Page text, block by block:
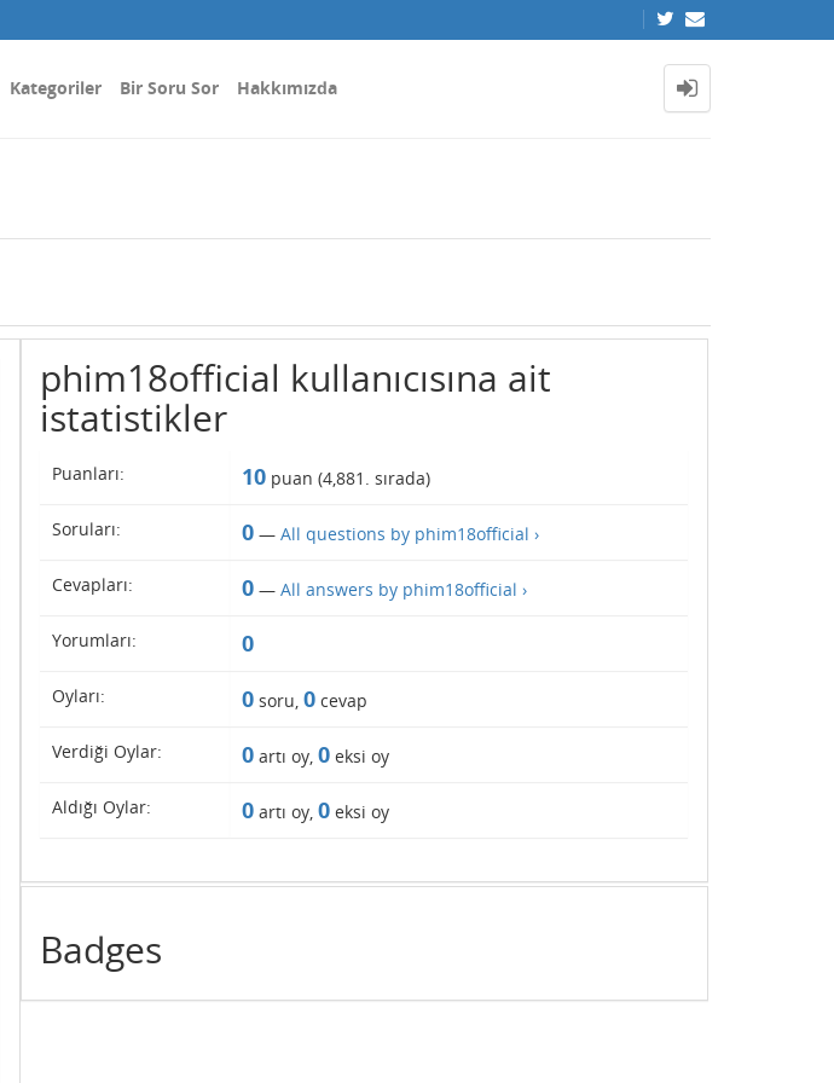
Kategoriler Bir Soru Sor Hakkımızda
phim18official kullanıcısına ait
istatistikler
Puanları: 10puan (4,881 . sırada)
Soruları: 0— All questions by phim18official ›
Cevapları: 0— All answers by phim18official ›
Yorumları: 0
Oyları: 0soru, 0cevap
Verdiği Oylar: 0artı oy, 0eksi oy
Aldığı Oylar: 0artı oy, 0eksi oy
Badges